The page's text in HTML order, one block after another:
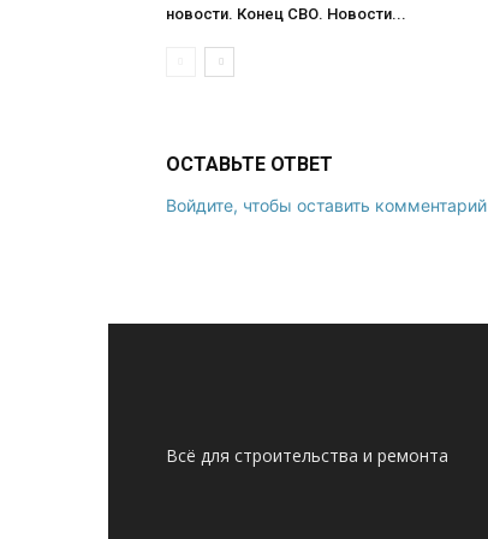
новости. Конец СВО. Новости...
ОСТАВЬТЕ ОТВЕТ
Войдите, чтобы оставить комментарий
Всё для строительства и ремонта